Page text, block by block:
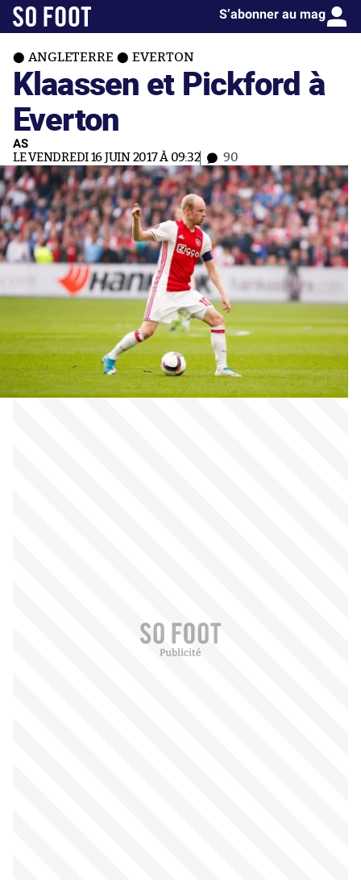
S’abonner au mag
ANGLETERRE EVERTON
Klaassen et Pickford à
Everton
AS
LE VENDREDI 16 JUIN 2017 À 09:32 90